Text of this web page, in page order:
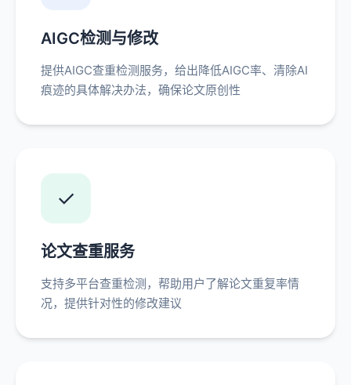
AIGC检测与修改
提供AIGC查重检测服务，给出降低AIGC率、清除AI
痕迹的具体解决办法，确保论文原创性
✓
论文查重服务
支持多平台查重检测，帮助用户了解论文重复率情
况，提供针对性的修改建议